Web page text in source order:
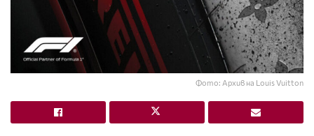
Фото: Архив на Louis Vuitton